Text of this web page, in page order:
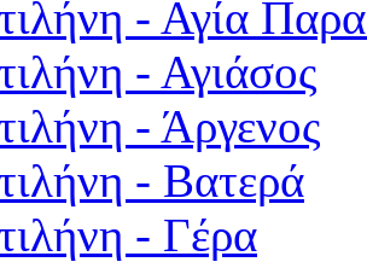
- Αγία
- Αγιάσος
- Άργενος
- Βατερά
- Γέρα